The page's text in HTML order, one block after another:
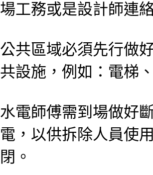
場工務或是設計師連
公共區域必須先行做
共設施，例如：電梯
水電師傅需到場做好
電，以供拆除人員使
閉。